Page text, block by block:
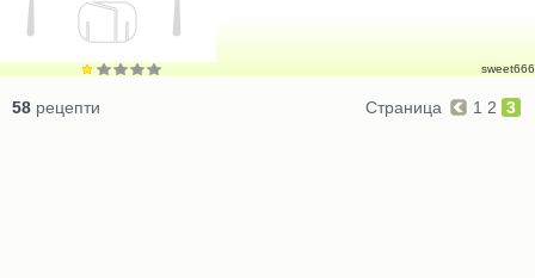
sweet666
58 рецепти Страница 1 2 3